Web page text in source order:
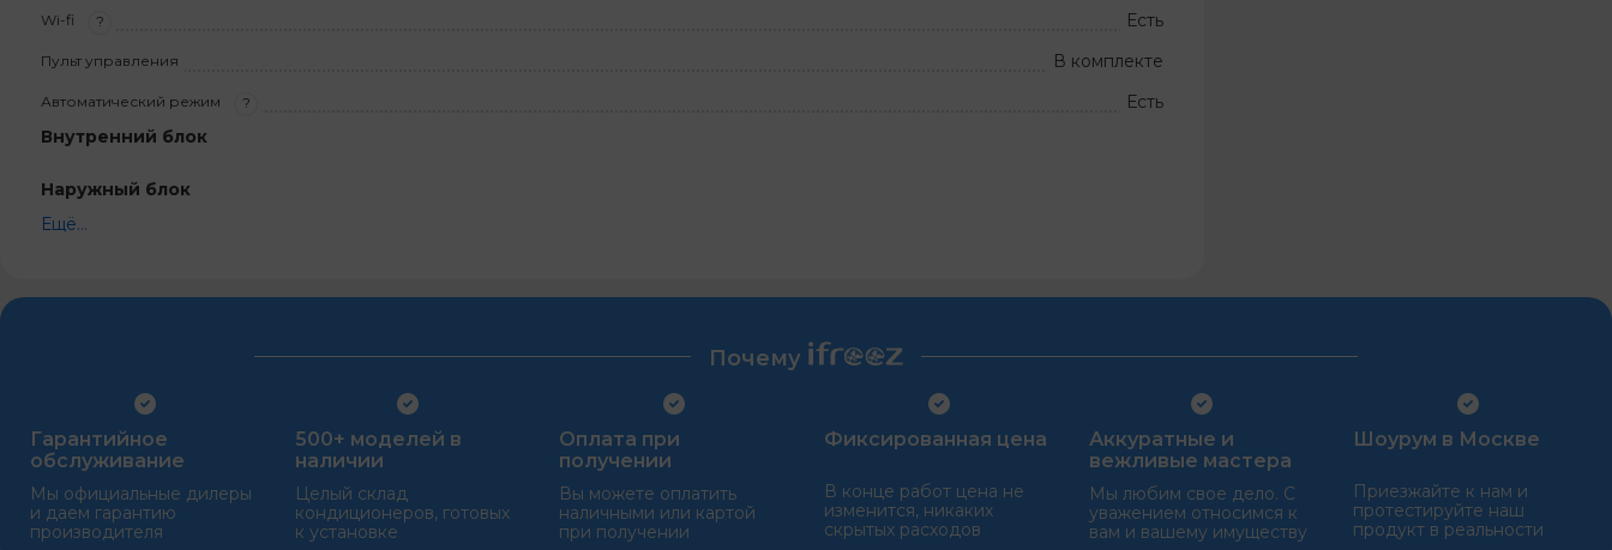
Wi-fi ? Есть
Пульт управления В комплекте
Автоматический режим ?
Есть
Внутренний блок
Наружный блок
Ещё...
Почему
Гарантийное
обслуживание
Мы официальные дилеры
и даем гарантию
производителя
500+ моделей в
наличии
Целый склад
кондиционеров, готовых
к установке
Оплата при
получении
Вы можете оплатить
наличными или картой
при получении
Фиксированная цена
В конце работ цена не
изменится, никаких
скрытых расходов
Аккуратные и
вежливые мастера
Мы любим свое дело. С
уважением относимся к
вам и вашему имуществу
Шоурум в Москве
Приезжайте к нам и
протестируйте наш
продукт в реальности